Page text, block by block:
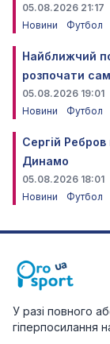
05.08.2026 21:17
Новини
Футбол
Найближчий
розпочати
05.08.2026 19:01
Новини
Футбол
Сергій
Динамо
05.08.2026 18:01
Новини
Футбол
У разі повного
гіперпосилання